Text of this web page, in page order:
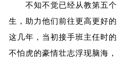
不知不觉已经从教第五
生，助力他们前往更高更好
这几年，当初接手班主任时
不怕虎的豪情壮志浮现脑海